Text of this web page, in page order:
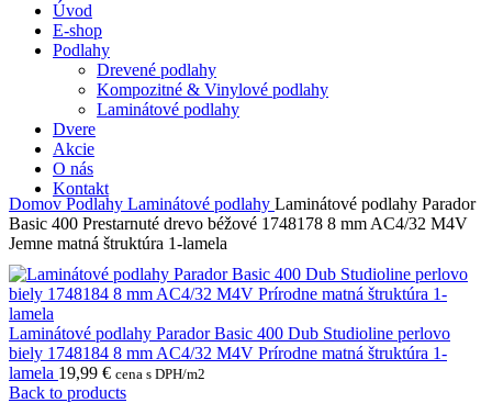
Úvod
E-shop
Podlahy
Drevené podlahy
Kompozitné & Vinylové podlahy
Laminátové podlahy
Dvere
Akcie
O nás
Kontakt
Domov Podlahy Laminátové podlahy Laminátové podlahy Parador
Basic 400 Prestarnuté drevo béžové 1748178 8 mm AC4/32 M4V
Jemne matná štruktúra 1-lamela
Laminátové podlahy Parador Basic 400 Dub Studioline perlovo
biely 1748184 8 mm AC4/32 M4V Prírodne matná štruktúra 1-
lamela 19,99 € cena s DPH/m2
Back to products